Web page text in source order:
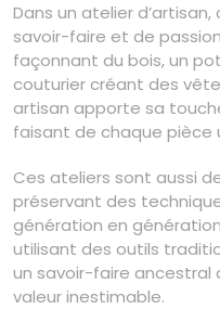
Dans un atelier
savoir-faire et de
façonnant du bois, un
couturier créant des
artisan apporte sa
faisant de chaque pièce
Ces ateliers sont aussi
préservant des
génération en
utilisant des outils
un savoir-faire ancestral
valeur inestimable.